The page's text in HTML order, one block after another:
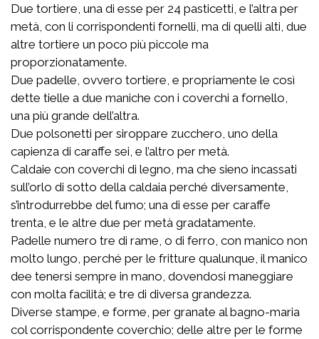
Due tortiere, una di esse per 24 pasticetti, e l’altra per
metà, con li corrispondenti fornelli, ma di quelli alti, due
altre tortiere un poco più piccole ma
proporzionatamente.
Due padelle, ovvero tortiere, e propriamente le così
dette tielle a due maniche con i coverchi a fornello,
una più grande dell’altra.
Due polsonetti per siroppare zucchero, uno della
capienza di caraffe sei, e l’altro per metà.
Caldaie con coverchi di legno, ma che sieno incassati
sull’orlo di sotto della caldaia perché diversamente,
s’introdurrebbe del fumo; una di esse per caraffe
trenta, e le altre due per metà gradatamente.
Padelle numero tre di rame, o di ferro, con manico non
molto lungo, perché per le fritture qualunque, il manico
dee tenersi sempre in mano, dovendosi maneggiare
con molta facilità; e tre di diversa grandezza.
Diverse stampe, e forme, per granate al bagno-maria
col corrispondente coverchio; delle altre per le forme